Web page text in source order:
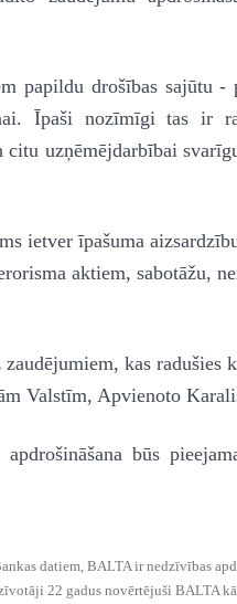
papildu drošības sajūtu
Īpaši nozīmīgi tas ir
uzņēmējdarbībai
ietver īpašuma
aktiem, sabotāžu,
zaudējumiem, kas
Valstīm, Apvienoto
būs
datiem, BALTA ir nedzīvības
22 gadus novērtējuši BALTA